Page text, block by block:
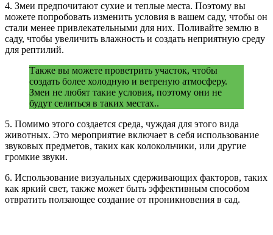
4. Змеи предпочитают сухие и теплые места. Поэтому вы
можете попробовать изменить условия в вашем саду, чтобы он
стали менее привлекательными для них. Поливайте землю в
саду, чтобы увеличить влажность и создать неприятную среду
для рептилий.
Также вы можете проветрить участок, чтобы
создать более холодную и ветреную атмосферу.
Змеи не любят такие условия, поэтому они не
будут селиться в таких местах..
5. Помимо этого создается среда, чуждая для этого вида
животных. Это мероприятие включает в себя использование
звуковых предметов, таких как колокольчики, или другие
громкие звуки.
6. Использование визуальных сдерживающих факторов, таких
как яркий свет, также может быть эффективным способом
отвратить ползающее создание от проникновения в сад.